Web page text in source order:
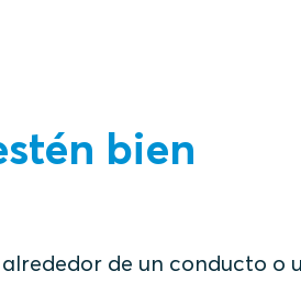
bien
de un conducto o